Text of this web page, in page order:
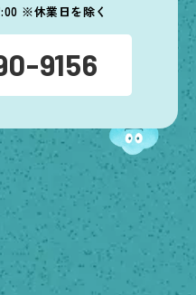
※休業日を除く
9156